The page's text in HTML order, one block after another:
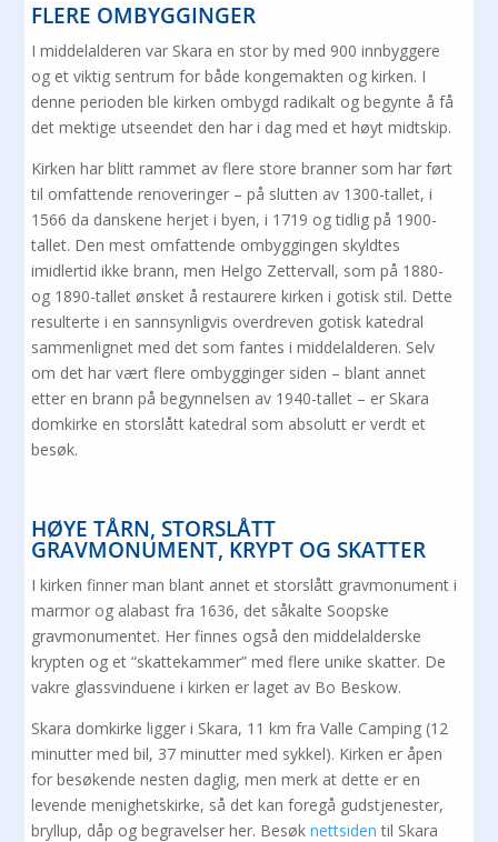
FLERE OMBYGGINGER
I middelalderen var Skara en stor by med 900 innbyggere
og et viktig sentrum for både kongemakten og kirken. I
denne perioden ble kirken ombygd radikalt og begynte å få
det mektige utseendet den har i dag med et høyt midtskip.
Kirken har blitt rammet av flere store branner som har ført
til omfattende renoveringer – på slutten av 1300-tallet, i
1566 da danskene herjet i byen, i 1719 og tidlig på 1900-
tallet. Den mest omfattende ombyggingen skyldtes
imidlertid ikke brann, men Helgo Zettervall, som på 1880-
og 1890-tallet ønsket å restaurere kirken i gotisk stil. Dette
resulterte i en sannsynligvis overdreven gotisk katedral
sammenlignet med det som fantes i middelalderen. Selv
om det har vært flere ombygginger siden – blant annet
etter en brann på begynnelsen av 1940-tallet – er Skara
domkirke en storslått katedral som absolutt er verdt et
besøk.
HØYE TÅRN, STORSLÅTT
GRAVMONUMENT, KRYPT OG SKATTER
I kirken finner man blant annet et storslått gravmonument i
marmor og alabast fra 1636, det såkalte Soopske
gravmonumentet. Her finnes også den middelalderske
krypten og et “skattekammer” med flere unike skatter. De
vakre glassvinduene i kirken er laget av Bo Beskow.
Skara domkirke ligger i Skara, 11 km fra Valle Camping (12
minutter med bil, 37 minutter med sykkel). Kirken er åpen
for besøkende nesten daglig, men merk at dette er en
levende menighetskirke, så det kan foregå gudstjenester,
bryllup, dåp og begravelser her. Besøknettsidentil Skara